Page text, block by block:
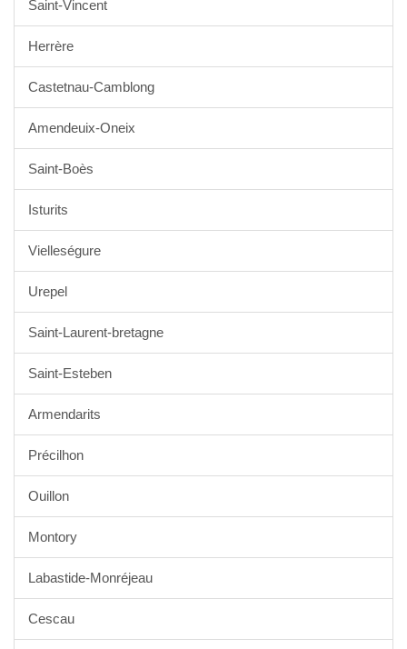
Saint-Vincent
Herrère
Castetnau-Camblong
Amendeuix-Oneix
Saint-Boès
Isturits
Vielleségure
Urepel
Saint-Laurent-bretagne
Saint-Esteben
Armendarits
Précilhon
Ouillon
Montory
Labastide-Monréjeau
Cescau